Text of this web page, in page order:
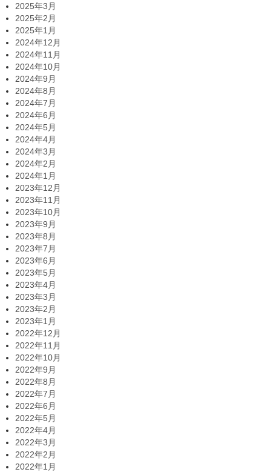
2025年3月
2025年2月
2025年1月
2024年12月
2024年11月
2024年10月
2024年9月
2024年8月
2024年7月
2024年6月
2024年5月
2024年4月
2024年3月
2024年2月
2024年1月
2023年12月
2023年11月
2023年10月
2023年9月
2023年8月
2023年7月
2023年6月
2023年5月
2023年4月
2023年3月
2023年2月
2023年1月
2022年12月
2022年11月
2022年10月
2022年9月
2022年8月
2022年7月
2022年6月
2022年5月
2022年4月
2022年3月
2022年2月
2022年1月